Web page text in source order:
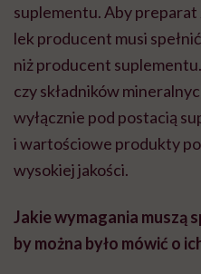
suplementu. Aby preparat
lek producent musi
niż producent
czy składników
wyłącznie pod postacią
i wartościowe produkty
wysokiej jakości.
Jakie wymagania muszą
by można było mówić o